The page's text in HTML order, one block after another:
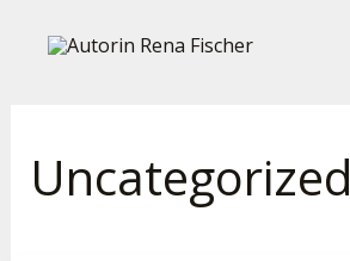
Inhalt
Uncategorized